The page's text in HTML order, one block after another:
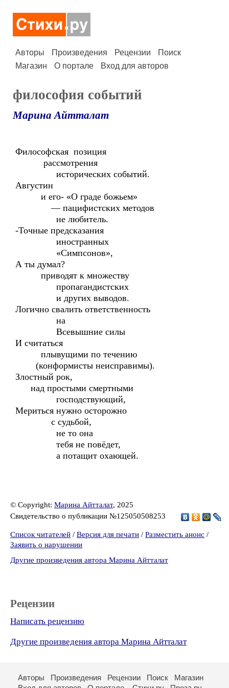
Авторы Произведения Рецензии
Поиск
Магазин
О портале Вход для авторов
философия событий
Марина Айтталат
Философская позиция
рассмотрения
исторических событий.
Августин
и его- «О граде божьем»
— пацифистских методов
не любитель.
-Точные предсказания
иностранных
«Симпсонов»,
А ты думал?
приводят к множеству
пропагандистских
и других выводов.
Логично свалить ответственность
на
Всевышние силы
И считаться
плывущими по течению
(конформисты неисправимы).
Злостный рок,
над простыми смертными
господствующий,
Мериться нужно осторожно
с судьбой,
не то она
тебя не повёдет,
а потащит охающей.
© Copyright: Марина Айтталат, 2025
Свидетельство о публикации №125050508253
Список читателей / Версия для печати / Разместить анонс /
Заявить о нарушении
Другие произведения автора Марина Айтталат
Рецензии
Написать рецензию
Другие произведения автора Марина Айтталат
Авторы Произведения Рецензии Поиск
Магазин